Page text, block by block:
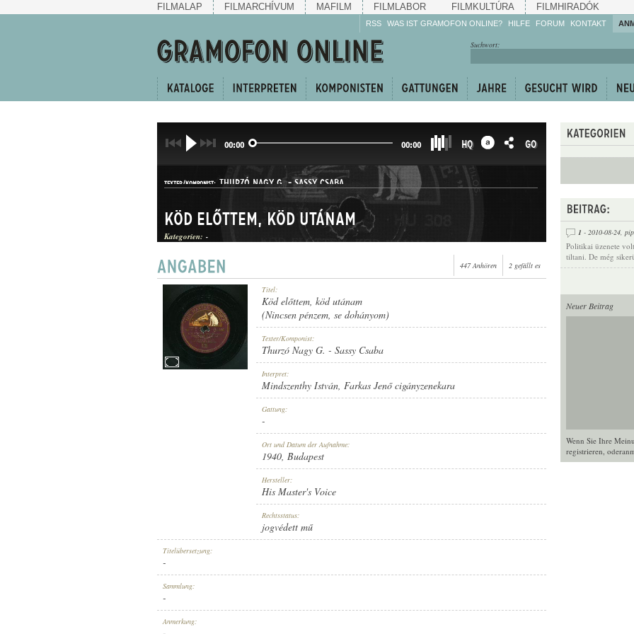
FILMALAP FILMARCHÍVUM MAFILM FILMLABOR FILMKULTÚRA FILMHIRADÓK
RSS WAS IST GRAMOFON ONLINE? HILFE
Machen Sie mit!
weiter!
FORUM KONTAKT
Suchwort:
1 - 2010-08-24,
Politikai üzenete
tiltani. De még
Neuer Beitrag
Wenn Sie Ihre
registrieren, oder
00:00 00:00 HQ GO
TEXTER/KOMPONIST: THURZÓ NAGY G.- SASSY CSABA
GATTUNG:
HIS MASTER'S VOICE
HU 308
Köd előttem, köd utánam
Kategorien: -
447 Anhören 2 gefällt es
Titel:
Köd előttem, köd utánam
(Nincsen pénzem, se dohányom)
Texter/Komponist:
Thurzó Nagy G. - Sassy Csaba
Interpret:
Mindszenthy István, Farkas Jenő cigányzenekara
Gattung:
-
Ort und Datum der Aufnahme:
1940, Budapest
Hersteller:
His Master's Voice
Rechtsstatus:
jogvédett mű
Titelübersetzung:
-
Sammlung:
-
Anmerkung: